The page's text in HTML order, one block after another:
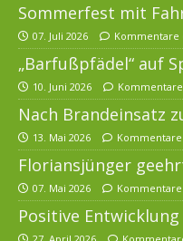
Sommerfest mit
07. Juli 2026
„Barfußpfädel“ auf
10. Juni 2026
Nach Brandeinsatz
13. Mai 2026
Floriansjünger
07. Mai 2026
Positive Entwicklung